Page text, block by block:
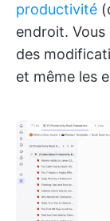
productivité
endroit.
des
et même les